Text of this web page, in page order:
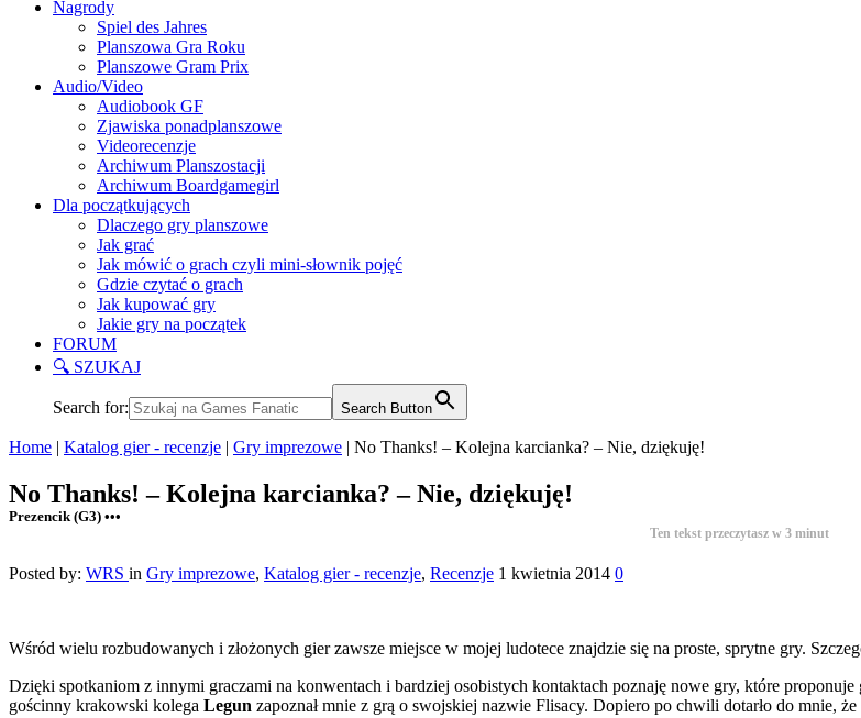
Nagrody
Spiel des Jahres
Planszowa Gra Roku
Planszowe Gram Prix
Audio/Video
Audiobook GF
Zjawiska ponadplanszowe
Videorecenzje
Archiwum Planszostacji
Archiwum Boardgamegirl
Dla początkujących
Dlaczego gry planszowe
Jak grać
Jak mówić o grach czyli mini-słownik pojęć
Gdzie czytać o grach
Jak kupować gry
Jakie gry na początek
FORUM
🔍 SZUKAJ
Search for: Search Button
Home | Katalog gier - recenzje | Gry imprezowe | No Thanks! – Kolejna karcianka? – Nie, dziękuję!
No Thanks! – Kolejna karcianka? – Nie, dziękuję!
Prezencik (G3) •••
Ten tekst przeczytasz w 3 minut
Posted by: WRS in Gry imprezowe, Katalog gier - recenzje, Recenzje 1 kwietnia 2014 0
Wśród wielu rozbudowanych i złożonych gier zawsze miejsce w mojej ludotece znajdzie się na proste, sprytne gry.
Dzięki spotkaniom z innymi graczami na konwentach i bardziej osobistych kontaktach poznaję nowe gry, które
gościnny krakowski kolega Legun zapoznał mnie z grą o swojskiej nazwie Flisacy. Dopiero po chwili dotarło do mnie,